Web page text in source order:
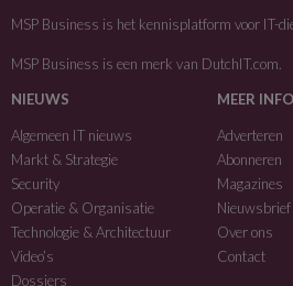
MSP Business is het kennisplatform voor IT-
MSP Business is een merk van DutchIT.com.
NIEUWS
Algemeen IT nieuws
Markt & Strategie
Security
Operatie & Organisatie
Technologie & Architectuur
Video’s
Dossiers
MEER INFO
Adverteren
Abonneren
Magazines
Nieuwsbrief
Over ons
Contact